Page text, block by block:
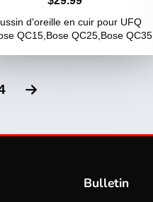
d'oreille en cuir pour UFQ
QC15,Bose QC25,Bose QC35
Bulletin